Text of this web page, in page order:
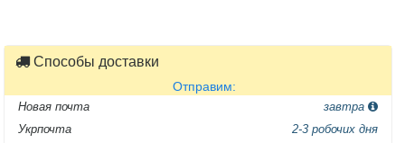
Способы доставки
Отправим:
Новая почта
завтра
Укрпочта
2-3 робочих дня